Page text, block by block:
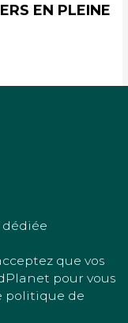
EN PLEINE
que vos
pour vous
politique de